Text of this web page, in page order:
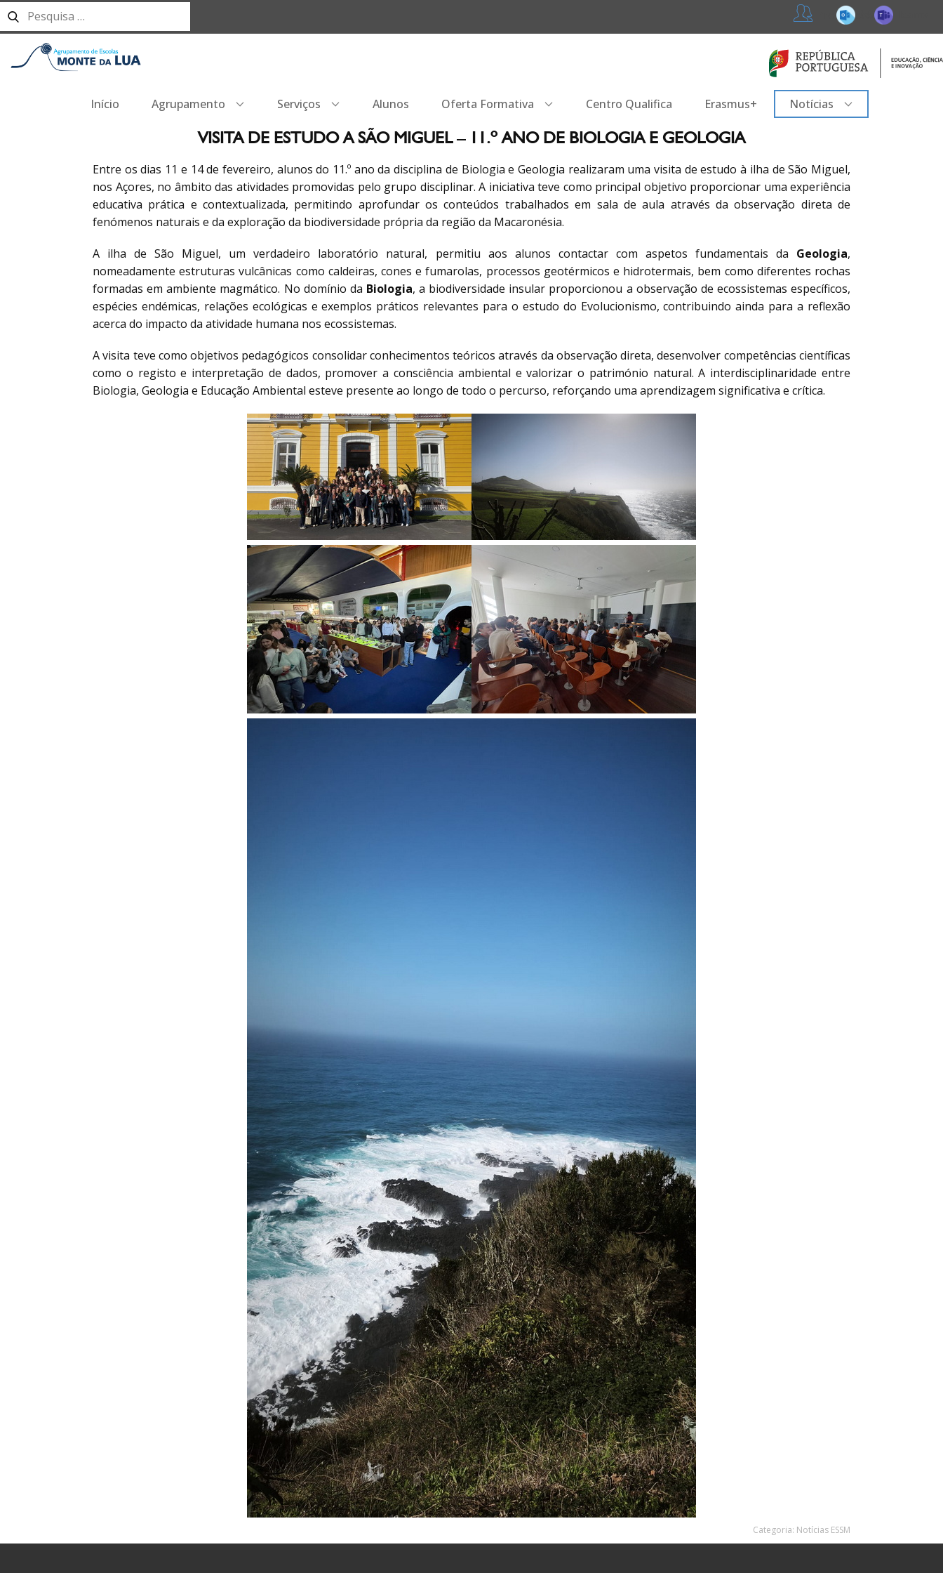
Professores
365
Início Agrupamento Serviços Alunos Oferta Formativa Centro Qualifica Erasmus+ Notícias
VISITA DE ESTUDO A SÃO MIGUEL – 11.º ANO DE BIOLOGIA E GEOLOGIA
Entre os dias 11 e 14 de fevereiro, alunos do 11.º ano da disciplina de Biologia e Geologia realizaram uma visita de estudo à ilha de São Miguel,
nos Açores, no âmbito das atividades promovidas pelo grupo disciplinar. A iniciativa teve como principal objetivo proporcionar uma experiência
educativa prática e contextualizada, permitindo aprofundar os conteúdos trabalhados em sala de aula através da observação direta de
fenómenos naturais e da exploração da biodiversidade própria da região da Macaronésia.
A ilha de São Miguel, um verdadeiro laboratório natural, permitiu aos alunos contactar com aspetos fundamentais da Geologia,
nomeadamente estruturas vulcânicas como caldeiras, cones e fumarolas, processos geotérmicos e hidrotermais, bem como diferentes rochas
formadas em ambiente magmático. No domínio da Biologia, a biodiversidade insular proporcionou a observação de ecossistemas específicos,
espécies endémicas, relações ecológicas e exemplos práticos relevantes para o estudo do Evolucionismo, contribuindo ainda para a reflexão
acerca do impacto da atividade humana nos ecossistemas.
A visita teve como objetivos pedagógicos consolidar conhecimentos teóricos através da observação direta, desenvolver competências científicas
como o registo e interpretação de dados, promover a consciência ambiental e valorizar o património natural. A interdisciplinaridade entre
Biologia, Geologia e Educação Ambiental esteve presente ao longo de todo o percurso, reforçando uma aprendizagem significativa e crítica.
Categoria: Notícias ESSM